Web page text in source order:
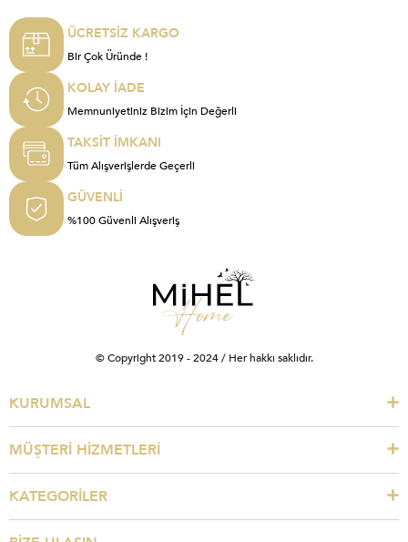
ÜCRETSİZ KARGO
Bir Çok Üründe !
KOLAY İADE
Memnuniyetiniz Bizim İçin Değerli
TAKSİT İMKANI
Tüm Alışverişlerde Geçerli
GÜVENLİ
%100 Güvenli Alışveriş
© Copyright 2019 - 2024 / Her hakkı saklıdır.
KURUMSAL
MÜŞTERİ HİZMETLERİ
KATEGORİLER